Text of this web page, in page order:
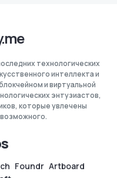
технологических
интеллекта и
и виртуальной
энтузиастов,
которые увлечены
Foundr Artboard